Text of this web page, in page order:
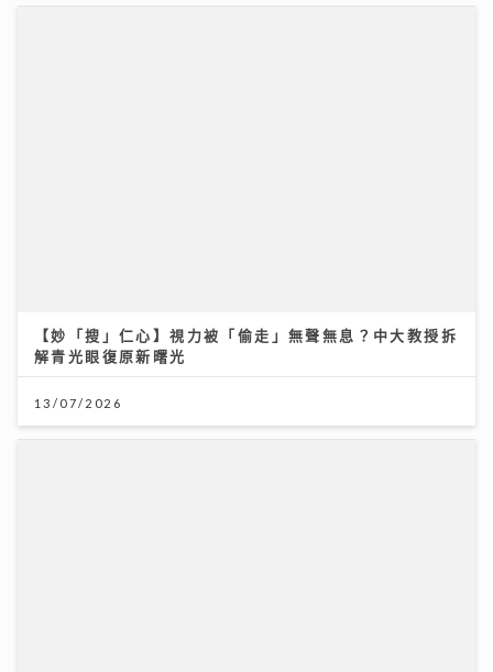
【妙「搜」仁心】視力被「偷走」無聲無息？中大教授拆
解青光眼復原新曙光
13/07/2026